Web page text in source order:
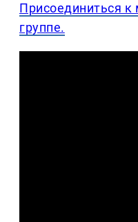
Присоединиться
группе.